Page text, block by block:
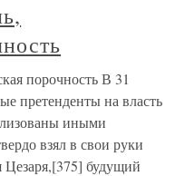
порочность В 31
претенденты на власть
иными
взял в свои руки
будущий